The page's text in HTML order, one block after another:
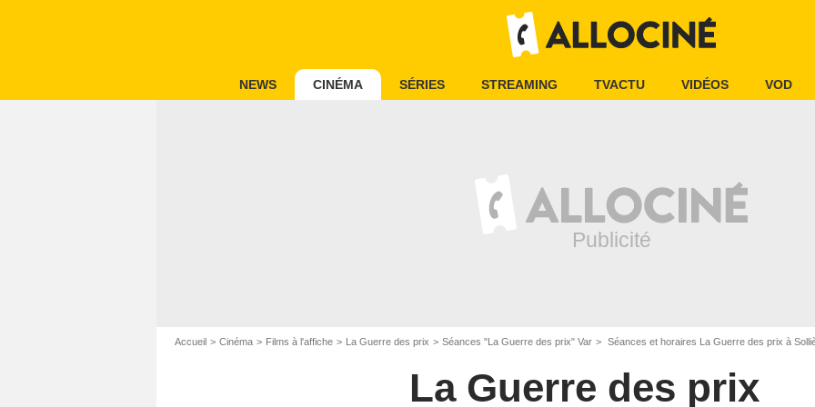
NEWS CINÉMA SÉRIES STREAMING TVACTU VIDÉOS VOD
Accueil Cinéma Films à l'affiche La Guerre des prix Séances "La Guerre des prix" Var Séances et horaires La Guerre des prix à
La Guerre des prix